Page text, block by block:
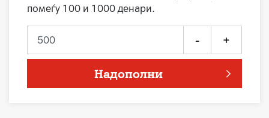
помеѓу 100 и 1000 денари.
- +
Надополни